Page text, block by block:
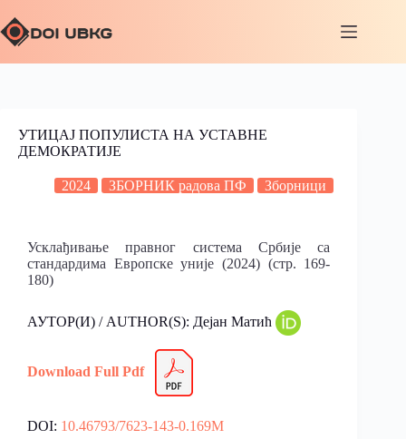
УТИЦАЈ ПОПУЛИСТА НА УСТАВНЕ
ДЕМОКРАТИЈЕ
2024 ЗБОРНИК радова ПФ Зборници
Усклађивање правног система Србије са
стандардима Европске уније (2024) (стр. 169-
180)
АУТОР(И) / AUTHOR(S): Дејан Матић
Download Full Pdf
DOI: 10.46793/7623-143-0.169M